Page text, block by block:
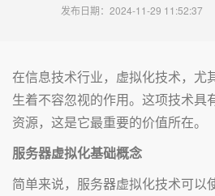
发布日期：2024-11-29 11:52:37
在信息技术行业，虚拟化技术，尤
生着不容忽视的作用。这项技术具
资源，这是它最重要的价值所在。
服务器虚拟化基础概念
简单来说，服务器虚拟化技术可以